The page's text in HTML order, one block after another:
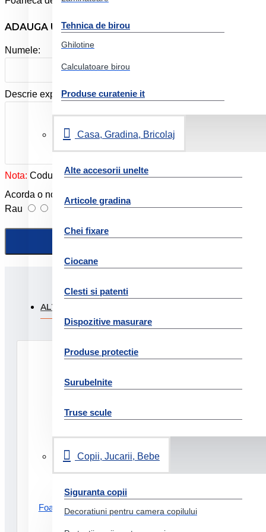
Tehnica de birou
Ghilotine
Calculatoare birou
Produse curatenie it
Casa, Gradina, Bricolaj
Alte accesorii unelte
Articole gradina
Chei fixare
Ciocane
Clesti si patenti
Dispozitive masurare
Produse protectie
Surubelnite
Truse scule
Copii, Jucarii, Bebe
Siguranta copii
Decoratiuni pentru camera copilului
ADAUGA UN REVIEW
Numele:
Descrie experienta ta cu produsul:
Nota: Codul HTML este citit ca şi text!
Acorda o nota produslui:
Rau
Foarte bun
ALTI CLIENTI AU FOST INTERESATI SI DE:
Foarfeca birou 15cm negru